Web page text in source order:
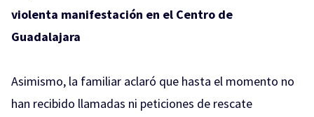
violenta manifestación en el Centro de
Guadalajara
Asimismo, la familiar aclaró que hasta el momento no
han recibido llamadas ni peticiones de rescate